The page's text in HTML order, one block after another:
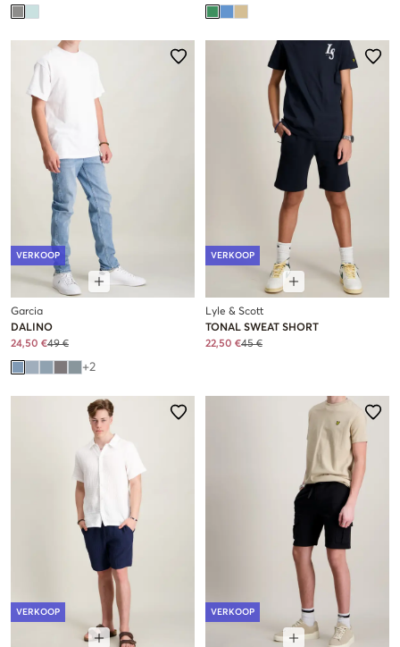
VERKOOP
Garcia
DALINO
24,50 €49 €
+2
VERKOOP
Lyle & Scott
TONAL SWEAT SHORT
22,50 €45 €
VERKOOP VERKOOP